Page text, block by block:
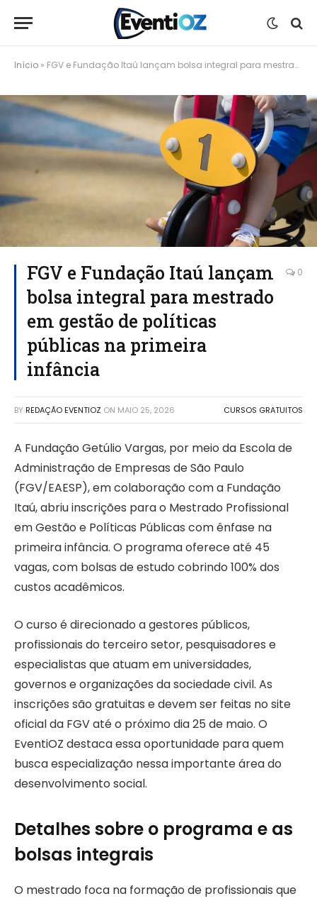
Início » FGV e Fundação Itaú lançam bolsa integral para mestrado em gestão de políticas públicas na primeira infância
FGV e Fundação Itaú lançam
bolsa integral para mestrado
em gestão de políticas
públicas na primeira
infância
0
BY REDAÇÃO EVENTIOZ ON MAIO 25, 2026 CURSOS GRATUITOS
A Fundação Getúlio Vargas, por meio da Escola de
Administração de Empresas de São Paulo
(FGV/EAESP), em colaboração com a Fundação
Itaú, abriu inscrições para o Mestrado Profissional
em Gestão e Políticas Públicas com ênfase na
primeira infância. O programa oferece até 45
vagas, com bolsas de estudo cobrindo 100% dos
custos acadêmicos.
O curso é direcionado a gestores públicos,
profissionais do terceiro setor, pesquisadores e
especialistas que atuam em universidades,
governos e organizações da sociedade civil. As
inscrições são gratuitas e devem ser feitas no site
oficial da FGV até o próximo dia 25 de maio. O
EventiOZ destaca essa oportunidade para quem
busca especialização nessa importante área do
desenvolvimento social.
Detalhes sobre o programa e as
bolsas integrais
O mestrado foca na formação de profissionais que